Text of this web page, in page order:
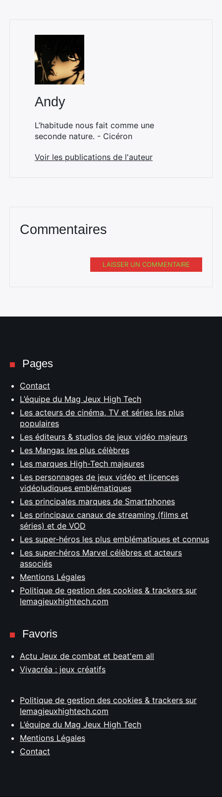
Andy
L’habitude nous fait comme une
seconde nature. - Cicéron
Voir les publications de l'auteur
Commentaires
LAISSER UN COMMENTAIRE
Pages
Contact
L’équipe du Mag Jeux High Tech
Les acteurs de cinéma, TV et séries les plus
populaires
Les éditeurs & studios de jeux vidéo majeurs
Les Mangas les plus célèbres
Les marques High-Tech majeures
Les personnages de jeux vidéo et licences
vidéoludiques emblématiques
Les principales marques de Smartphones
Les principaux canaux de streaming (films et
séries) et de VOD
Les super-héros les plus emblématiques et connus
Les super-héros Marvel célèbres et acteurs
associés
Mentions Légales
Politique de gestion des cookies & trackers sur
lemagjeuxhightech.com
Favoris
Actu Jeux de combat et beat'em all
Vivacréa : jeux créatifs
Politique de gestion des cookies & trackers sur
lemagjeuxhightech.com
L’équipe du Mag Jeux High Tech
Mentions Légales
Contact